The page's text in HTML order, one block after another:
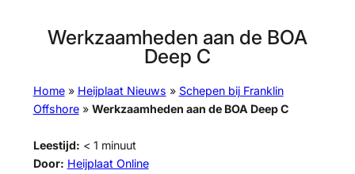
Werkzaamheden aan de BOA
Deep C
Home» Heijplaat Nieuws » Schepen bij Franklin
Offshore» Werkzaamheden aan de BOA Deep C
Leestijd: < 1 minuut
Door: Heijplaat Online